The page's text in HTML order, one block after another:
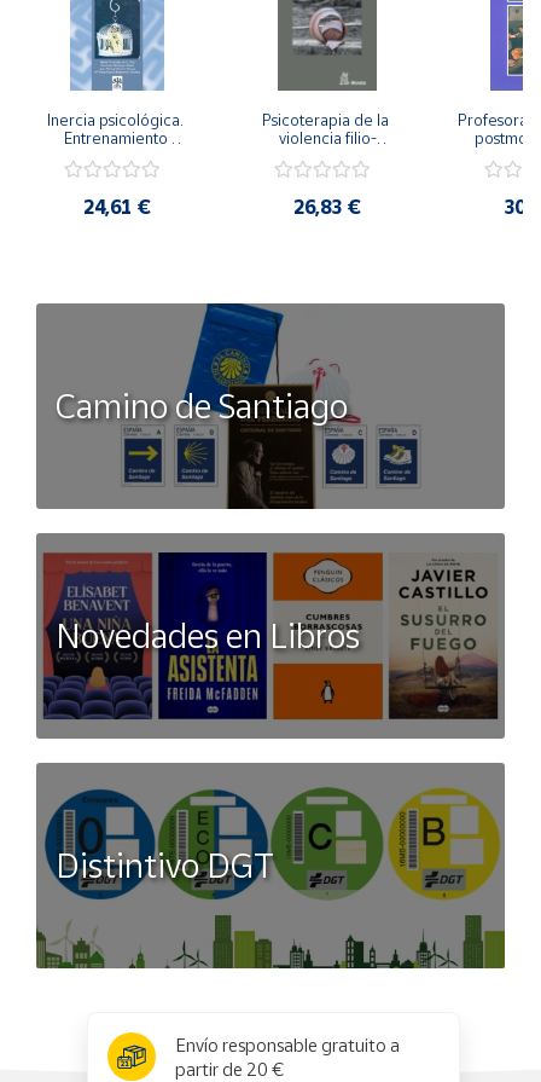
Inercia psicológica.
Entrenamiento
Igualdad de Género.
24,61 €
Psicoterapia de la
violencia filio-
secreto y la
26,83 €
Camino de Santiago
Novedades en Libros
Distintivo DGT
Envío responsable gratuito a
partir de 20 €